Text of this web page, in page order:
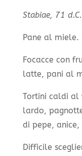
Stabiae, 71 d.C.
Pane al miele.
Focacce con
latte, pani al
Tortini caldi al
lardo,
di pepe, anice,
Difficile